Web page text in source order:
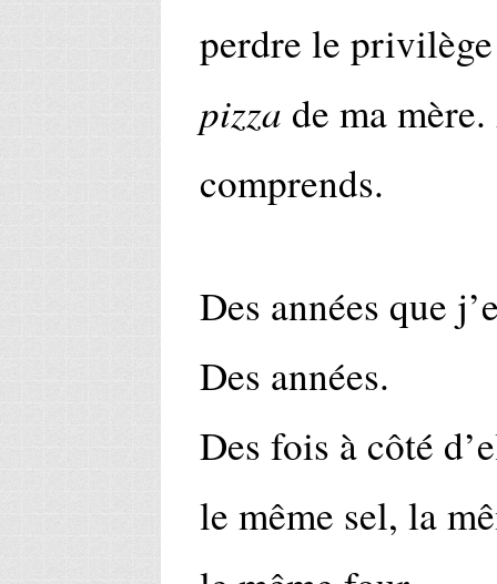
perdre le
pizza de ma
comprends.
Des années que
Des années.
Des fois à côté
le même sel, la